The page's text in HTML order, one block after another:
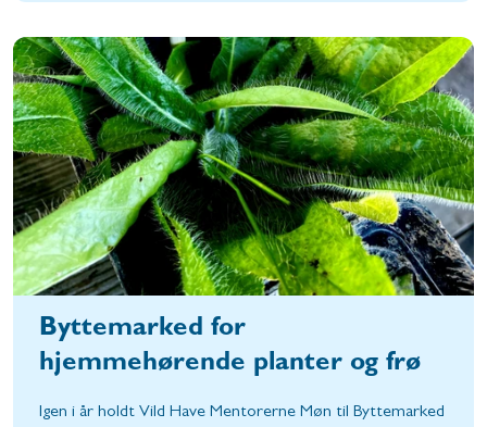
Byttemarked for
hjemmehørende planter og frø
Igen i år holdt Vild Have Mentorerne Møn til Byttemarked